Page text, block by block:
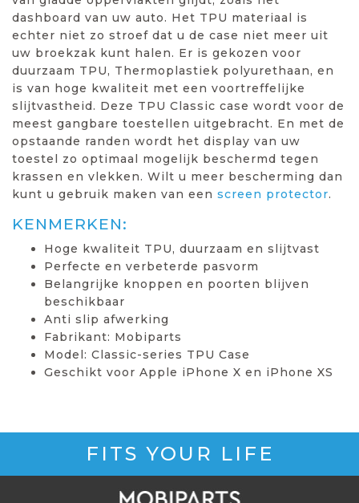
dashboard van uw auto. Het TPU materiaal is
echter niet zo stroef dat u de case niet meer uit
uw broekzak kunt halen. Er is gekozen voor
duurzaam TPU, Thermoplastiek polyurethaan, en
is van hoge kwaliteit met een voortreffelijke
slijtvastheid. Deze TPU Classic case wordt voor de
meest gangbare toestellen uitgebracht. En met de
opstaande randen wordt het display van uw
toestel zo optimaal mogelijk beschermd tegen
krassen en vlekken. Wilt u meer bescherming dan
kunt u gebruik maken van een screen protector.
KENMERKEN:
Hoge kwaliteit TPU, duurzaam en slijtvast
Perfecte en verbeterde pasvorm
Belangrijke knoppen en poorten blijven
beschikbaar
Anti slip afwerking
Fabrikant: Mobiparts
Model: Classic-series TPU Case
Geschikt voor Apple iPhone X en iPhone XS
FITS YOUR LIFE